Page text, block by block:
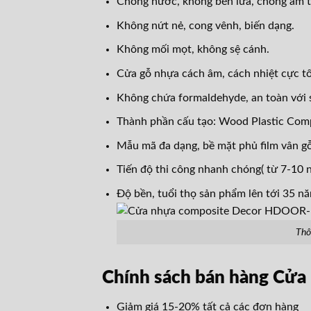
Không nứt nẻ, cong vênh, biến dạng.
Không mối mọt, không sệ cánh.
Cửa gỗ nhựa cách âm, cách nhiệt cực
Không chứa formaldehyde, an toàn
Thành phần cấu tạo: Wood Plastic
Mẫu mã đa dạng, bề mặt phủ film vân
Tiến độ thi công nhanh chóng( từ 7-10
Độ bền, tuổi thọ sản phẩm lên tới 35
Chính sách bán hàng
Giảm giá 15-20% tất cả các đơn hàng